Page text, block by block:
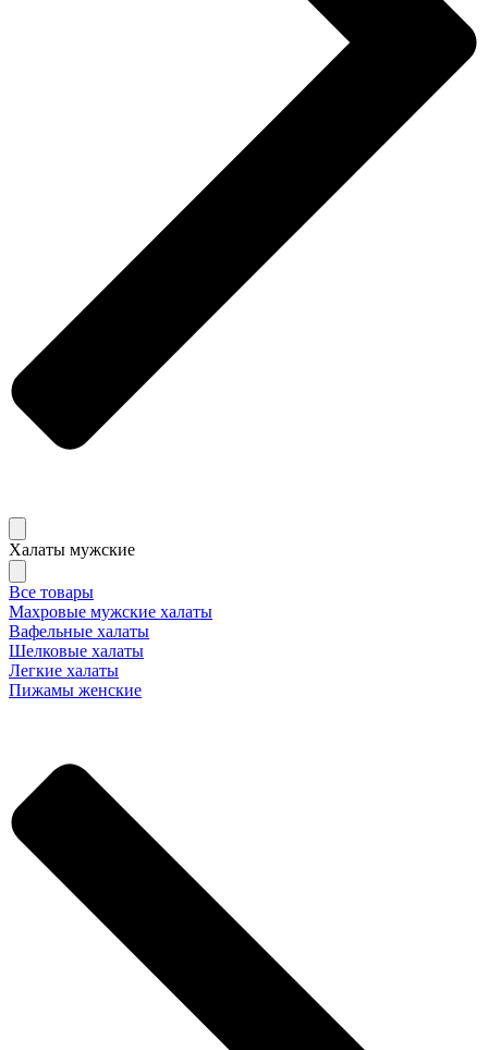
Халаты мужские
Все товары
Махровые мужские халаты
Вафельные халаты
Шелковые халаты
Легкие халаты
Пижамы женские